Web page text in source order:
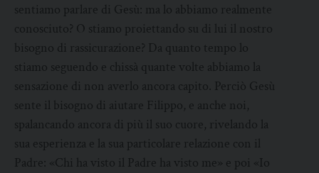
sentiamo parlare di Gesù: ma lo abbiamo realmente
conosciuto? O stiamo proiettando su di lui il nostro
bisogno di rassicurazione? Da quanto tempo lo
stiamo seguendo e chissà quante volte abbiamo la
sensazione di non averlo ancora capito. Perciò Gesù
sente il bisogno di aiutare Filippo, e anche noi,
spalancando ancora di più il suo cuore, rivelando la
sua esperienza e la sua particolare relazione con il
Padre: «Chi ha visto il Padre ha visto me» e poi «Io